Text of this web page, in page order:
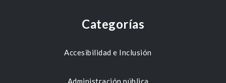
Categorías
Accesibilidad e Inclusión
Administración pública